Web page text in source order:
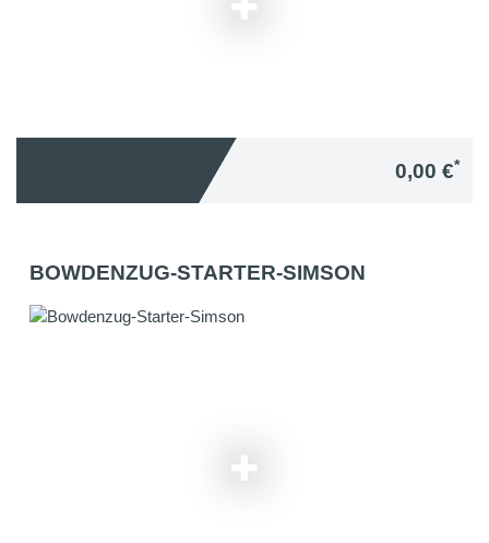
0,00 €*
BOWDENZUG-STARTER-SIMSON